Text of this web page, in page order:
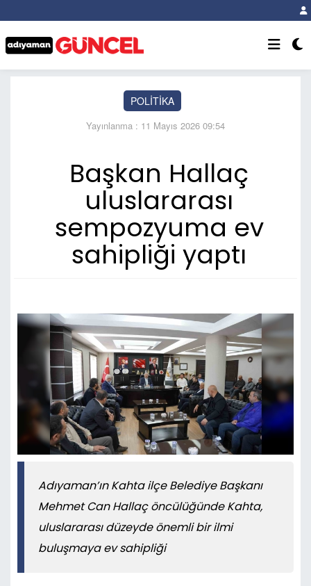
POLİTİKA
Yayınlanma : 11 Mayıs 2026 09:54
Başkan Hallaç
uluslararası
sempozyuma ev
sahipliği yaptı
Adıyaman’ın Kahta ilçe Belediye Başkanı
Mehmet Can Hallaç öncülüğünde Kahta,
uluslararası düzeyde önemli bir ilmi
buluşmaya ev sahipliği